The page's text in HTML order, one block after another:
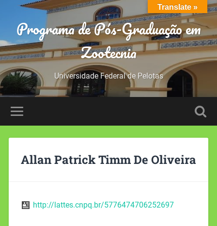
Programa de Pós-Graduação em
Zootecnia
Universidade Federal de Pelotas
Allan Patrick Timm De Oliveira
http://lattes.cnpq.br/5776474706252697
Translate »